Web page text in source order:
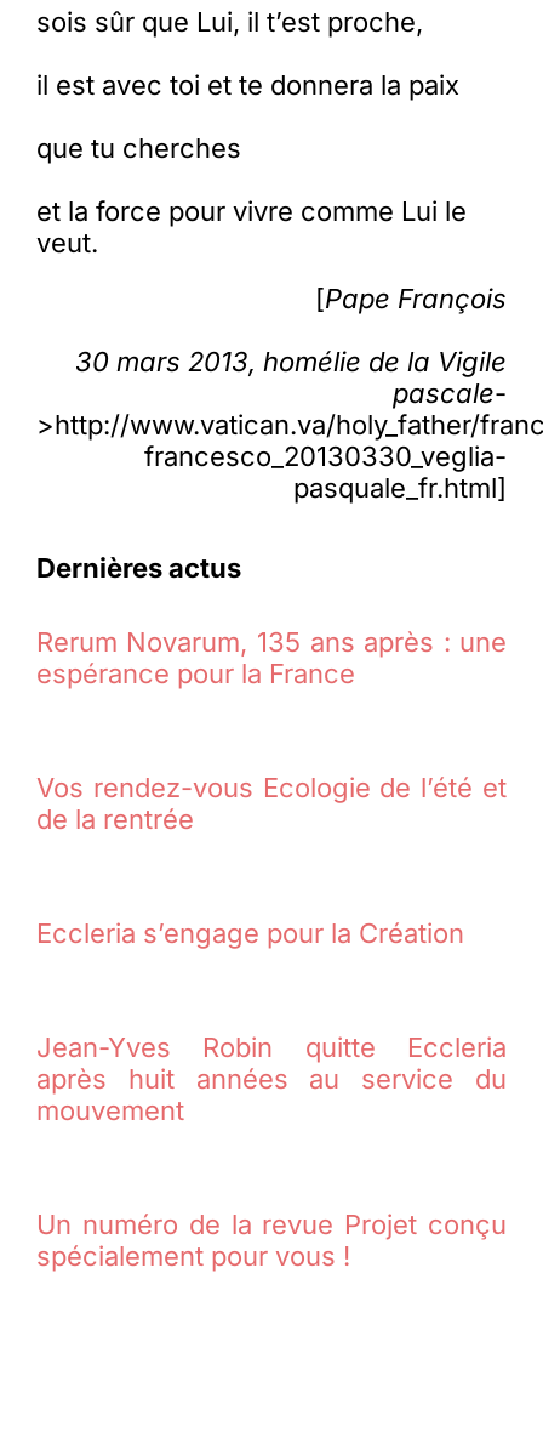
sois sûr que Lui, il t’est proche,
il est avec toi et te donnera la paix
que tu cherches
et la force pour vivre comme Lui le
veut.
[Pape François
30 mars 2013, homélie de la Vigile
pascale-
>http://www.vatican.va/holy_father/
francesco_20130330_veglia-
pasquale_fr.html]
Dernières actus
Rerum Novarum, 135 ans après : une
espérance pour la France
Vos rendez-vous Ecologie de l’été et
de la rentrée
Eccleria s’engage pour la Création
Jean-Yves Robin quitte Eccleria
après huit années au service du
mouvement
Un numéro de la revue Projet conçu
spécialement pour vous !